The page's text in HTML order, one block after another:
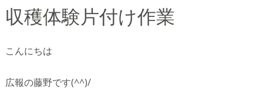
収穫体験片付け作業
こんにちは
広報の藤野です(^^)/